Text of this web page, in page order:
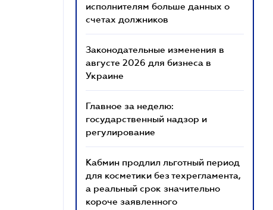
исполнителям больше данных о
счетах должников
Законодательные изменения в
августе 2026 для бизнеса в
Украине
Главное за неделю:
государственный надзор и
регулирование
Кабмин продлил льготный период
для косметики без техрегламента,
а реальный срок значительно
короче заявленного